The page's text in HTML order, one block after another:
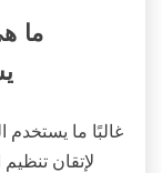
ما
غالبًا ما
لإتقان